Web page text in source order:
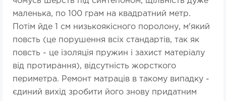
маленька, по 100 грам на квадратний метр.
Потім йде 1 см низькоякісного поролону, м'який
повсть (це порушення всіх стандартів, так як
повсть - це ізоляція пружин і захист матеріалу
від протирання), відсутність жорсткого
периметра. Ремонт матраців в такому випадку -
єдиний вихід зробити його знову придатним